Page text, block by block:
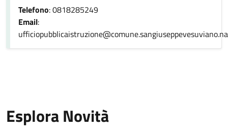
Telefono: 0818285249
Email:
Esplora Novità